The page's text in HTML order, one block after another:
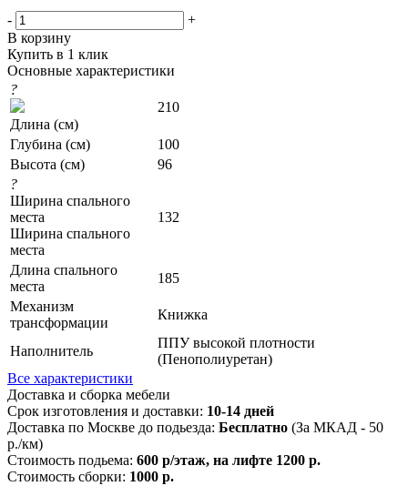
-
+
В корзину
Купить в 1 клик
Основные характеристики
?
Длина (см)
210
Глубина (см)
100
Высота (см)
96
?
Ширина спального
места
Ширина спального
места
132
Длина спального
места
185
Механизм
трансформации
Книжка
Наполнитель
ППУ высокой плотности
(Пенополиуретан)
Все характеристики
Доставка и сборка мебели
Срок изготовления и доставки: 10-14 дней
Доставка по Москве до подьезда: Бесплатно (За МКАД - 50
р./км)
Стоимость подьема: 600 р/этаж, на лифте 1200 р.
Стоимость сборки: 1000 р.